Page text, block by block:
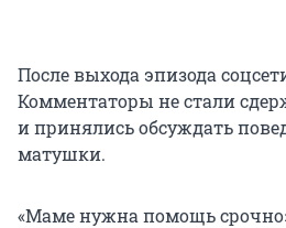
После выхода эпизода
Комментаторы не стали
и принялись обсуждать
матушки.
«Маме нужна помощь